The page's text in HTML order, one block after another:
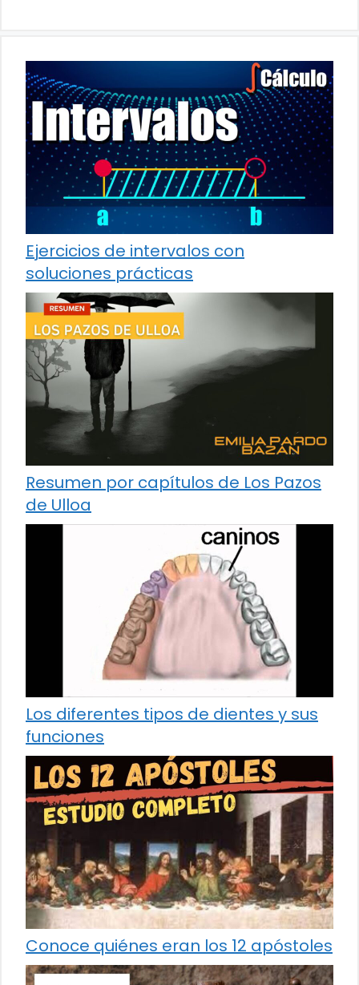
Ejercicios de intervalos con
soluciones prácticas
Resumen por capítulos de Los Pazos
de Ulloa
Los diferentes tipos de dientes y sus
funciones
Conoce quiénes eran los 12 apóstoles